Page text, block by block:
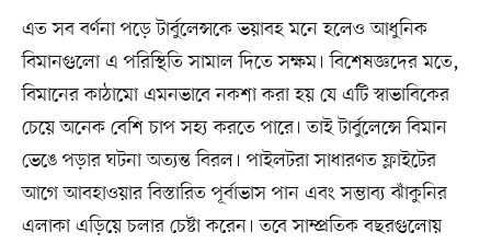
এত সব বর্ণনা পড়ে টার্বুলেন্সকে ভয়াবহ মনে হলেও আধুনিক
বিমানগুলো এ পরিস্থিতি সামাল দিতে সক্ষম। বিশেষজ্ঞদের মতে,
বিমানের কাঠামো এমনভাবে নকশা করা হয় যে এটি স্বাভাবিকের
চেয়ে অনেক বেশি চাপ সহ্য করতে পারে। তাই টার্বুলেন্সে বিমান
ভেঙে পড়ার ঘটনা অত্যন্ত বিরল। পাইলটরা সাধারণত ফ্লাইটের
আগে আবহাওয়ার বিস্তারিত পূর্বাভাস পান এবং সম্ভাব্য ঝাঁকুনির
এলাকা এড়িয়ে চলার চেষ্টা করেন। তবে সাম্প্রতিক বছরগুলোয়